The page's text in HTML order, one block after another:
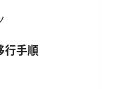
行手順